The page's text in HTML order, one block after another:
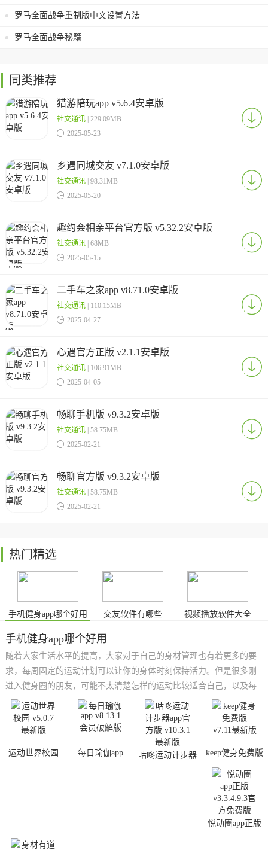
罗马全面战争重制版中文设置方法
罗马全面战争秘籍
同类推荐
猎游陪玩app v5.6.4安卓版
社交通讯| 229.09MB
 2025-05-23
乡遇同城交友 v7.1.0安卓版
社交通讯| 98.31MB
 2025-05-20
趣约会相亲平台官方版 v5.32.2安卓版
社交通讯| 68MB
 2025-05-15
二手车之家app v8.71.0安卓版
社交通讯| 110.15MB
 2025-04-27
心遇官方正版 v2.1.1安卓版
社交通讯| 106.91MB
 2025-04-05
畅聊手机版 v9.3.2安卓版
社交通讯| 58.75MB
 2025-02-21
畅聊官方版 v9.3.2安卓版
社交通讯| 58.75MB
 2025-02-21
热门精选
手机健身app哪个好用 交友软件有哪些 视频播放软件大全
手机健身app哪个好用
随着大家生活水平的提高，大家对于自己的身材管理也有着更多的要
求，每周固定的运动计划可以让你的身体时刻保持活力。但是很多刚
进入健身圈的朋友，可能不太清楚怎样的运动比较适合自己，以及每
天的运动量是多少才最好，毕竟健身一直是一个循序渐进的过程，如
果操之过急，难免会造成不好的影响。所以小编为大家带来了一些好
用的手机健身app，希望对大家有所帮助！
运动世界校园 每日瑜伽app
咕咚运动计步器
keep健身免费版
悦动圈app正版